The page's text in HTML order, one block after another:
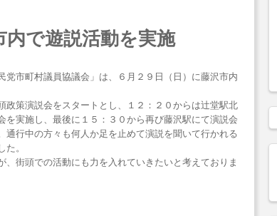
で遊説活動を実施
市町村議員協議会」は、６月２９日（日）に藤沢市内
策演説会をスタートとし、１２：２０からは辻堂駅北
実施し、最後に１５：３０から再び藤沢駅にて演説会
行中の方々も何人か足を止めて演説を聞いて行かれる
。
街頭での活動にも力を入れていきたいと考えておりま